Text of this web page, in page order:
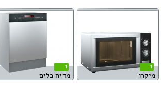
1
מיקרו
1
מדיח כלים